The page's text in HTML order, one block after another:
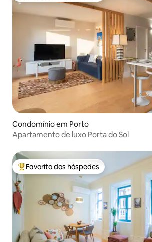
Condomínio em Porto
Apartamento de luxo Porta do Sol
Favoritos dos hóspedes mais apreciados
Favorito dos hóspedes